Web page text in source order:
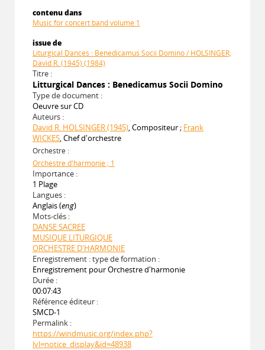
contenu dans
Music for concert band volume 1
issue de
Liturgical Dances : Benedicamus Socii Domino / HOLSINGER,
David R. (1945) (1984)
Titre :
Litturgical Dances : Benedicamus Socii Domino
Type de document :
Oeuvre sur CD
Auteurs :
David R. HOLSINGER (1945), Compositeur ; Frank
WICKES, Chef d'orchestre
Orchestre :
Orchestre d'harmonie ; 1
Importance :
1 Plage
Langues :
Anglais (eng)
Mots-clés :
DANSE SACREE
MUSIQUE LITURGIQUE
ORCHESTRE D'HARMONIE
Enregistrement : type de formation :
Enregistrement pour Orchestre d'harmonie
Durée :
00:07:43
Référence éditeur :
SMCD-1
Permalink :
https://windmusic.org/index.php?
lvl=notice_display&id=48938